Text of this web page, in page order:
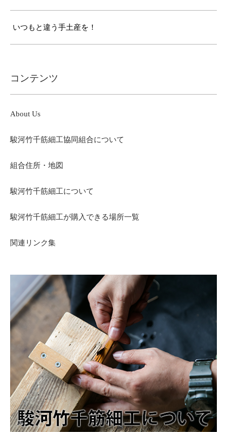
いつもと違う手土産を！
コンテンツ
About Us
駿河竹千筋細工協同組合について
組合住所・地図
駿河竹千筋細工について
駿河竹千筋細工が購入できる場所一覧
関連リンク集